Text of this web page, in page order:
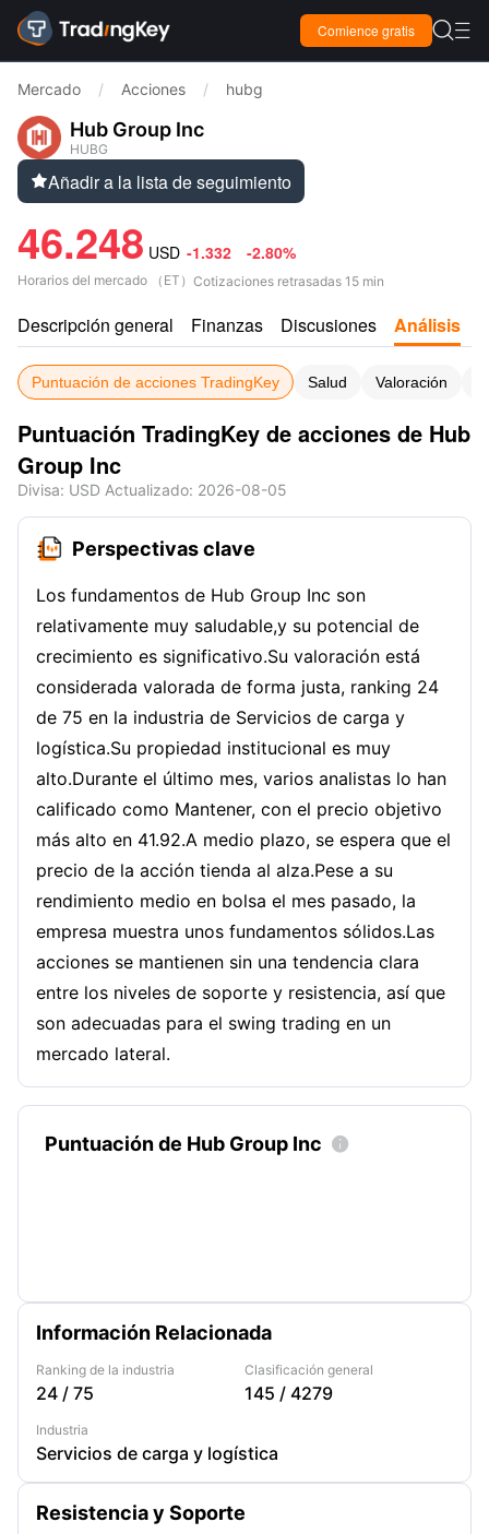
Comience gratis  
Mercado / Acciones / hubg
Hub Group Inc
HUBG
Añadir a la lista de seguimiento
46.248 USD -1.332 -2.80%
Horarios del mercado （ ET ） Cotizaciones retrasadas 15 min
Descripción general Finanzas Discusiones Análisis
Puntuación de acciones TradingKey Salud Valoración
Puntuación TradingKey de acciones de Hub
Group Inc
Divisa: USD Actualizado: 2026-08-05
Perspectivas clave
Los fundamentos de Hub Group Inc son
relativamente muy saludable,y su potencial de
crecimiento es significativo.Su valoración está
considerada valorada de forma justa, ranking 24
de 75 en la industria de Servicios de carga y
logística.Su propiedad institucional es muy
alto.Durante el último mes, varios analistas lo han
calificado como Mantener, con el precio objetivo
más alto en 41.92.A medio plazo, se espera que el
precio de la acción tienda al alza.Pese a su
rendimiento medio en bolsa el mes pasado, la
empresa muestra unos fundamentos sólidos.Las
acciones se mantienen sin una tendencia clara
entre los niveles de soporte y resistencia, así que
son adecuadas para el swing trading en un
mercado lateral.
Puntuación de Hub Group Inc 
Información Relacionada
Ranking de la industria
24 / 75
Clasificación general
145 / 4279
Industria
Servicios de carga y logística
Resistencia y Soporte